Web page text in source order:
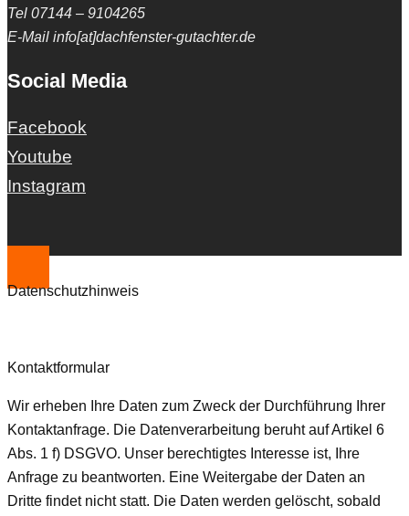
Tel 07144 – 9104265
E-Mail info[at]dachfenster-gutachter.de
Social Media
Facebook
Youtube
Instagram
Datenschutzhinweis
Kontaktformular
Wir erheben Ihre Daten zum Zweck der Durchführung Ihrer
Kontaktanfrage. Die Datenverarbeitung beruht auf Artikel 6
Abs. 1 f) DSGVO. Unser berechtigtes Interesse ist, Ihre
Anfrage zu beantworten. Eine Weitergabe der Daten an
Dritte findet nicht statt. Die Daten werden gelöscht, sobald